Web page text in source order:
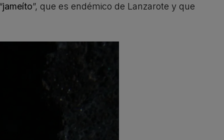
jameíto”, que es endémico de Lanzarote y que